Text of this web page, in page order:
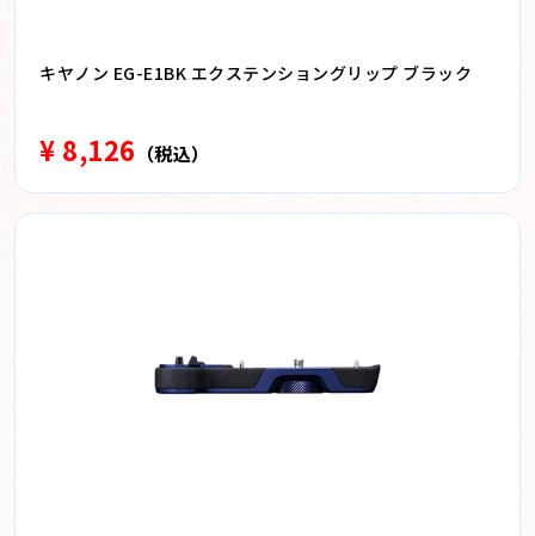
キヤノン EG-E1BK エクステンショングリップ ブラック
¥ 8,126 （税込）